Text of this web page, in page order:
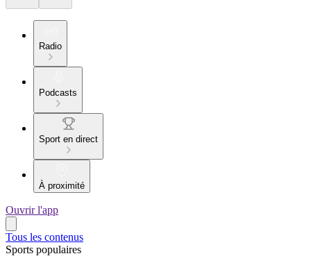
Radio
Podcasts
Sport en direct
À proximité
Ouvrir l'app
Tous les contenus
Sports populaires